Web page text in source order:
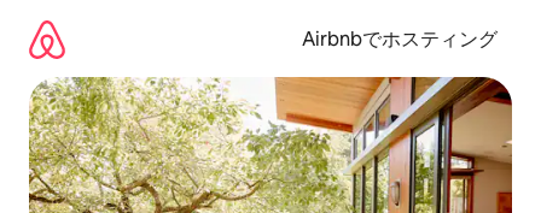
Airbnbでホスティング